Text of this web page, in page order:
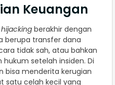
Keuangan
berakhir dengan
berupa transfer dana
tidak sah, atau bahkan
setelah insiden. Di
bisa menderita kerugian
satu celah kecil yang